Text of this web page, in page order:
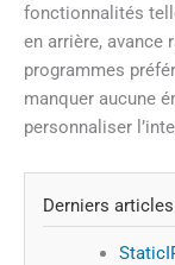
fonctionnalités
en arrière, avance
programmes
manquer aucune
personnaliser
Derniers articles